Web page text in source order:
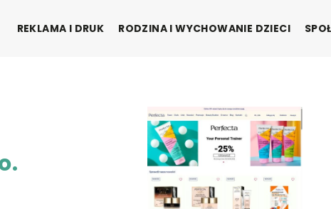
REKLAMA I DRUK RODZINA I WYCHOWANIE DZIECI